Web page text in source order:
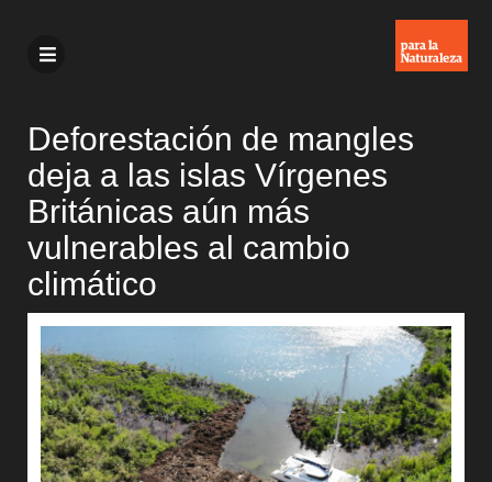
Deforestación de mangles
deja a las islas Vírgenes
Británicas aún más
vulnerables al cambio
climático